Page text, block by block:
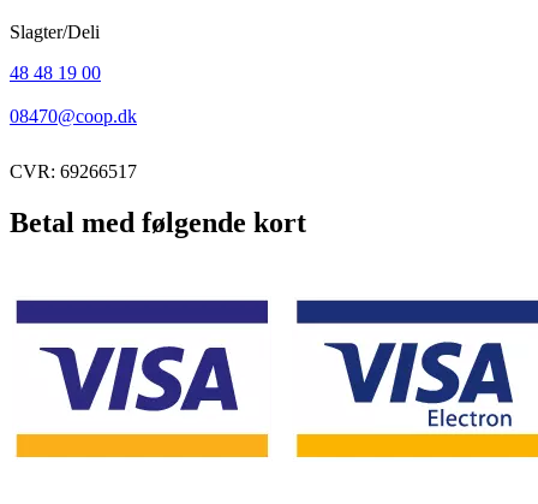
Slagter/Deli
48 48 19 00
08470@coop.dk
CVR: 69266517
Betal med følgende kort